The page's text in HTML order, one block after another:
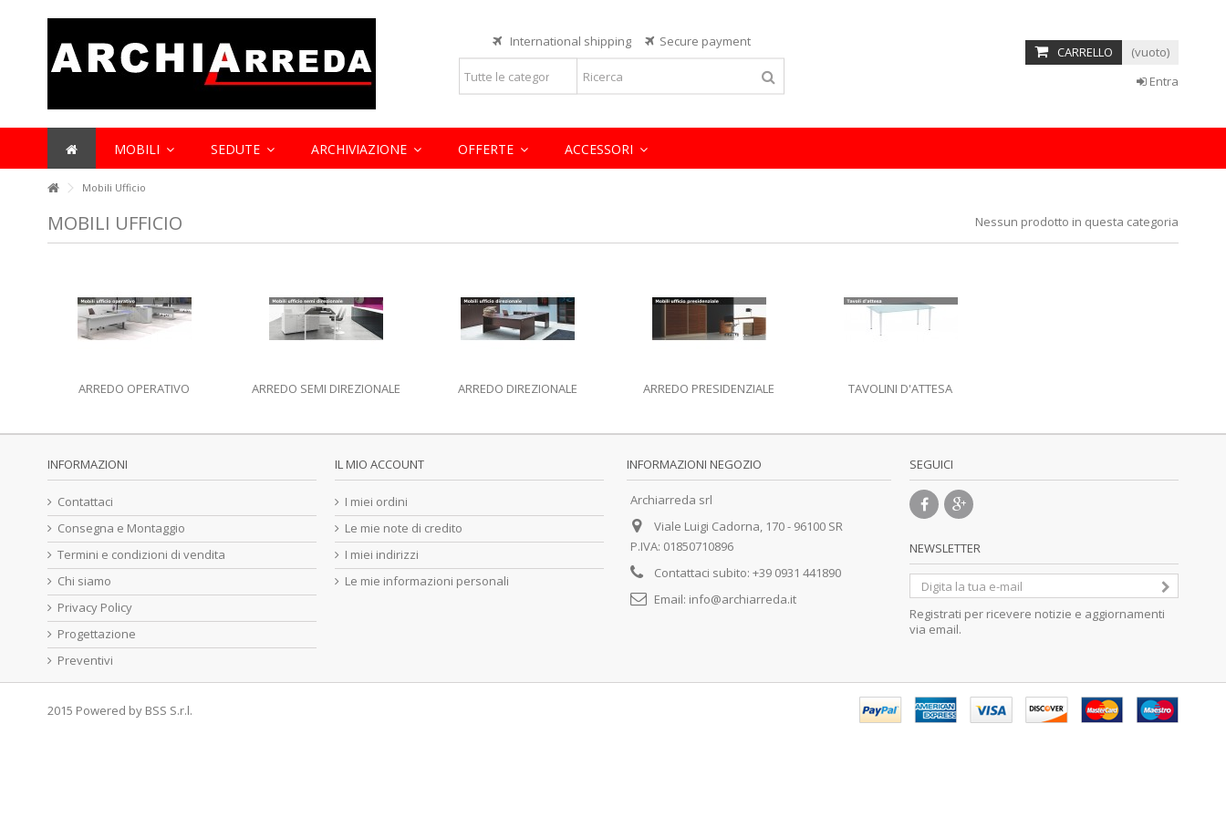
Lorem ipsum dolor sit amet
Lorem ipsum dolor sit amet, consectetur adipisicing elit, sed do eiusmod tempor incididunt ut labore
et dolore magna aliqua. Ut enim ad minim veniam, quis nostrud exercitation ullamco laboris nisi ut
aliquip ex ea commodo consequat.
Lorem ipsum dolor sit amet, consectetur adipisicing elit, sed do eiusmod tempor incididunt ut labore
et dolore magna aliqua. Ut enim ad minim veniam, quis nostrud exercitation ullamco laboris nisi ut
aliquip ex ea commodo consequat.
International shipping Secure payment
CARRELLO
(vuoto)
Entra
MOBILI SEDUTE ARCHIVIAZIONE OFFERTE ACCESSORI
Mobili Ufficio
MOBILI UFFICIO Nessun prodotto in questa categoria
ARREDO OPERATIVO ARREDO SEMI DIREZIONALE ARREDO DIREZIONALE ARREDO PRESIDENZIALE TAVOLINI D'ATTESA
INFORMAZIONI
Contattaci
Consegna e Montaggio
Termini e condizioni di vendita
Chi siamo
Privacy Policy
Progettazione
Preventivi
IL MIO ACCOUNT
I miei ordini
Le mie note di credito
I miei indirizzi
Le mie informazioni personali
INFORMAZIONI NEGOZIO
Archiarreda srl
Viale Luigi Cadorna, 170 - 96100 SR
P.IVA: 01850710896
Contattaci subito: +39 0931 441890
Email: info@archiarreda.it
SEGUICI
NEWSLETTER
Registrati per ricevere notizie e aggiornamenti
via email.
2015 Powered by BSS S.r.l.